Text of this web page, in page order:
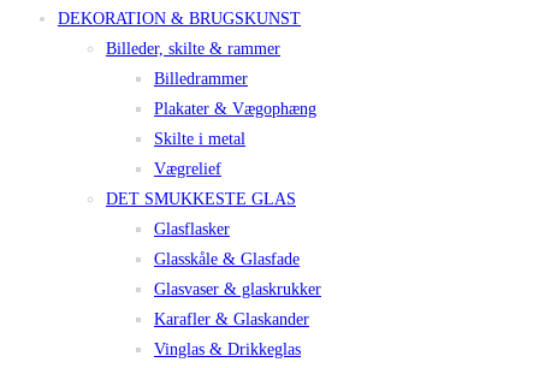
DEKORATION & BRUGSKUNST
Billeder, skilte & rammer
Billedrammer
Plakater & Vægophæng
Skilte i metal
Vægrelief
DET SMUKKESTE GLAS
Glasflasker
Glasskåle & Glasfade
Glasvaser & glaskrukker
Karafler & Glaskander
Vinglas & Drikkeglas